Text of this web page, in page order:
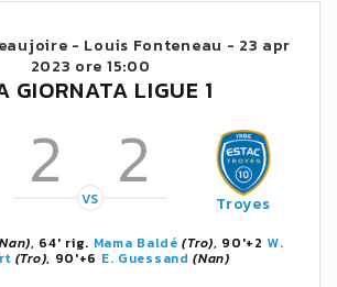
- Louis Fonteneau - 23 apr
2023 ore 15:00
GIORNATA LIGUE 1
2 2
VS Troyes
, 64' rig. Mama Baldé (Tro), 90'+2 W.
(Tro), 90'+6 E. Guessand (Nan)